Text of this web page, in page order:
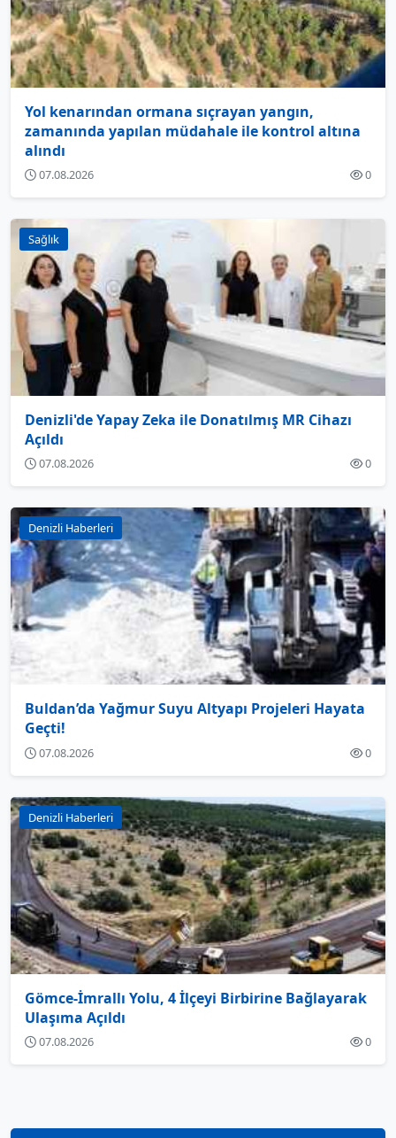
Yol kenarından ormana sıçrayan yangın,
zamanında yapılan müdahale ile kontrol altına
alındı
07.08.2026 0
Sağlık
Denizli'de Yapay Zeka ile Donatılmış MR Cihazı
Açıldı
07.08.2026 0
Denizli Haberleri
Buldan’da Yağmur Suyu Altyapı Projeleri Hayata
Geçti!
07.08.2026 0
Denizli Haberleri
Gömce-İmrallı Yolu, 4 İlçeyi Birbirine Bağlayarak
Ulaşıma Açıldı
07.08.2026 0